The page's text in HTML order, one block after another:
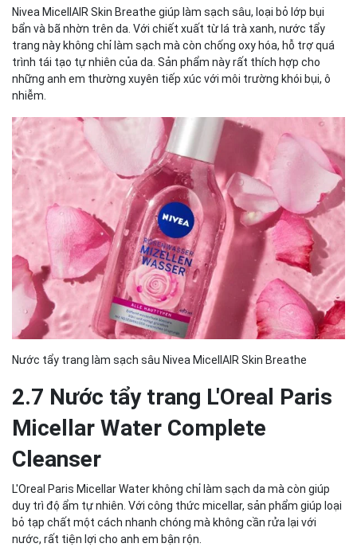
Nivea MicellAIR Skin Breathe giúp làm sạch sâu, loại bỏ lớp bụi
bẩn và bã nhờn trên da. Với chiết xuất từ lá trà xanh, nước tẩy
trang này không chỉ làm sạch mà còn chống oxy hóa, hỗ trợ quá
trình tái tạo tự nhiên của da. Sản phẩm này rất thích hợp cho
những anh em thường xuyên tiếp xúc với môi trường khói bụi, ô
nhiễm.
Nước tẩy trang làm sạch sâu Nivea MicellAIR Skin Breathe
2.7 Nước tẩy trang L'Oreal Paris
Micellar Water Complete
Cleanser
L'Oreal Paris Micellar Water không chỉ làm sạch da mà còn giúp
duy trì độ ẩm tự nhiên. Với công thức micellar, sản phẩm giúp loại
bỏ tạp chất một cách nhanh chóng mà không cần rửa lại với
nước, rất tiện lợi cho anh em bận rộn.